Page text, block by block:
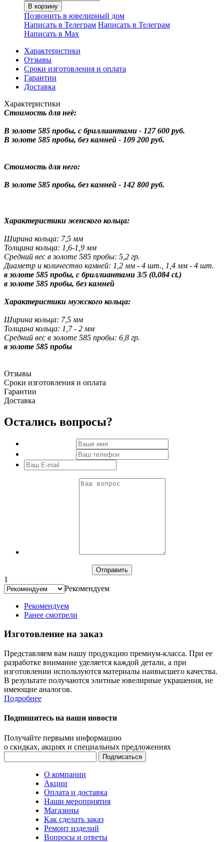
В корзину
Позвонить в ювелирный дом
Написать в Телеграм Написать в Телеграм
Написать в Мах
Характеристики
Отзывы
Сроки изготовления и оплата
Гарантии
Доставка
Характеристики
Стоимость для неё:
В золоте 585 пробы, с бриллиантами - 127 600 руб.
В золоте 585 пробы, без камней - 109 200 руб.
Стоимость для него:
В золоте 585 пробы, без камней - 142 800 руб.
Характеристики женского кольца:
Ширина кольца: 7,5 мм
Толщина кольца: 1,6-1,9 мм
Средний вес в золоте 585 пробы: 5,2 гр.
Диаметр и количество камней: 1,2 мм - 4 шт., 1,4 мм - 4 шт.
в золоте 585 пробы, с бриллиантами 3/5 (0,084 ct.)
в золоте 585 пробы, без камней
Характеристики мужского кольца:
Ширина кольца: 7,5 мм
Толщина кольца: 1,7 - 2 мм
Средний вес в золоте 585 пробы: 6,8 гр.
в золоте 585 пробы
Отзывы
Сроки изготовления и оплата
Гарантии
Доставка
Остались вопросы?
1
Рекомендуем
Рекомендуем
Ранее смотрели
Изготовление на заказ
Представляем вам нашу продукцию премиум-класса. При ее
разработке внимание уделяется каждой детали, а при
изготовлении используются материалы наивысшего качества.
В результате получаются элитные ювелирные украшения, не
имеющие аналогов.
Подробнее
Подпишитесь на наши новости
Получайте первыми информацию
о скидках, акциях и специальных предложениях
О компании
Акции
Оплата и доставка
Наши мероприятия
Магазины
Как сделать заказ
Ремонт изделий
Вопросы и ответы